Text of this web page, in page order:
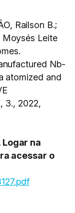
Railson B.;
Moysés Leite
Nb-
atomized and
3., 2022,
na
acessar o